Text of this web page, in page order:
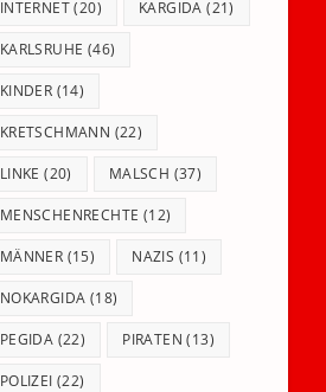
INTERNET(20) KARGIDA (21)
KARLSRUHE (46)
KINDER (14)
KRETSCHMANN (22)
LINKE (20) MALSCH (37)
MENSCHENRECHTE (12)
MÄNNER (15) NAZIS (11)
NOKARGIDA (18)
PEGIDA (22) PIRATEN (13)
POLIZEI (22)